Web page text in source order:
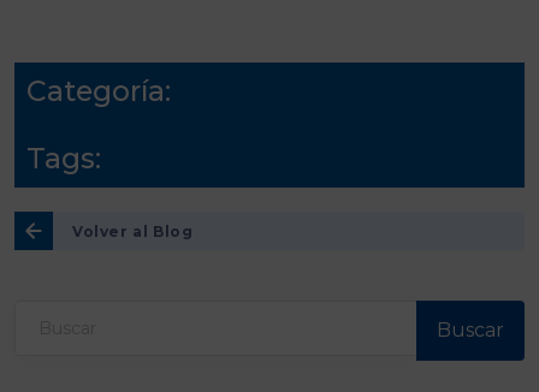
Categoría:
Tags:
Volver al Blog
Buscar